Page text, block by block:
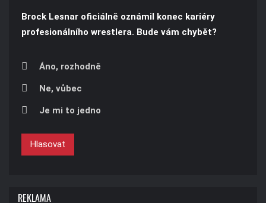
Brock Lesnar oficiálně oznámil konec kariéry
profesionálního wrestlera. Bude vám chybět?
Áno, rozhodně
Ne, vůbec
Je mi to jedno
Hlasovat
REKLAMA